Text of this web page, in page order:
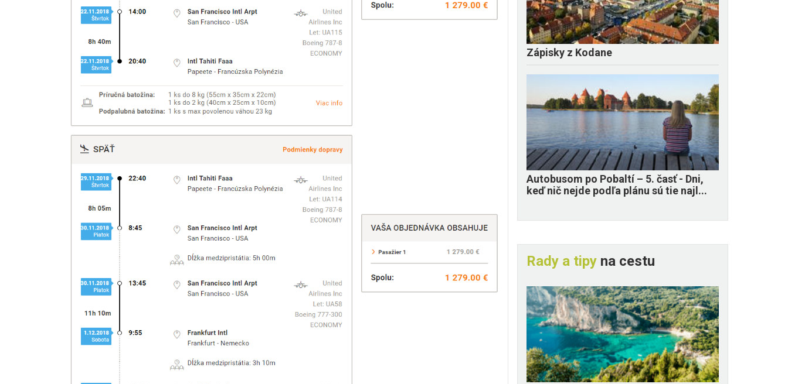
Zápisky z Kodane
​Autobusom po Pobaltí – 5. časť - Dni,
keď nič nejde podľa plánu sú tie najl...
Rady a tipy na cestu